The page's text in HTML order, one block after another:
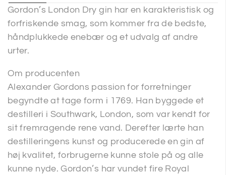
Gordon’s London Dry gin har en karakteristisk og
forfriskende smag, som kommer fra de bedste,
håndplukkede enebær og et udvalg af andre
urter.
Om producenten
Alexander Gordons passion for forretninger
begyndte at tage form i 1769. Han byggede et
destilleri i Southwark, London, som var kendt for
sit fremragende rene vand. Derefter lærte han
destilleringens kunst og producerede en gin af
høj kvalitet, forbrugerne kunne stole på og alle
kunne nyde. Gordon’s har vundet fire Royal